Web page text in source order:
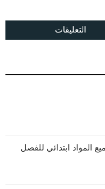
التعليقات
المواد ابتدائي للفصل